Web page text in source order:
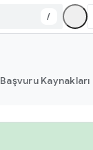
/
Başvuru Kaynakları